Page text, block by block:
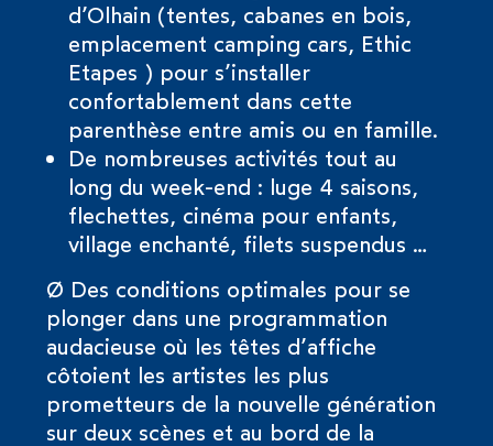
d’Olhain (tentes, cabanes en bois,
emplacement camping cars, Ethic
Etapes ) pour s’installer
confortablement dans cette
parenthèse entre amis ou en famille.
De nombreuses activités tout au
long du week-end : luge 4 saisons,
flechettes, cinéma pour enfants,
village enchanté, filets suspendus …
Ø Des conditions optimales pour se
plonger dans une programmation
audacieuse où les têtes d’affiche
côtoient les artistes les plus
prometteurs de la nouvelle génération
sur deux scènes et au bord de la